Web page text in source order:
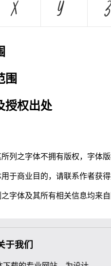
围
授权出处
列之字体不拥有版权，字体版
于商业目的，请联系作者获
字体及其所有相关信息均来
于我们